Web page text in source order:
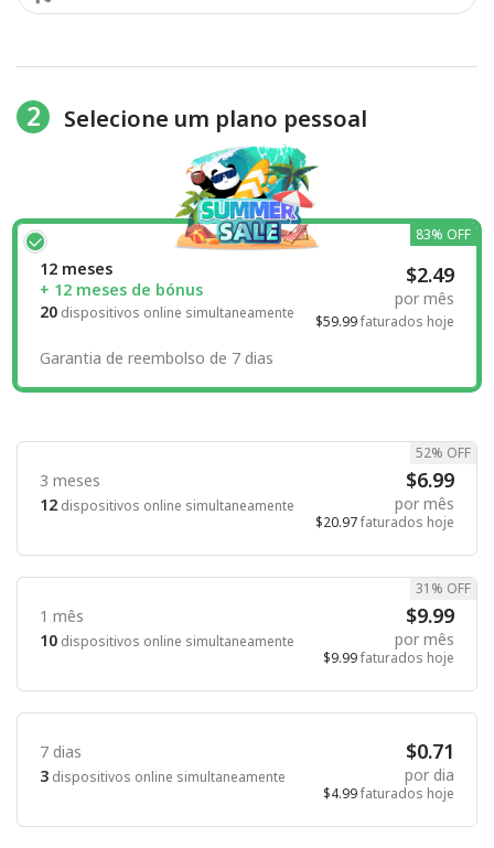
2 Selecione um plano pessoal
12 meses
+ 12 meses de bónus
20 dispositivos online simultaneamente
$2.49
por mês
$59.99faturados hoje
83% OFF
Garantia de reembolso de 7 dias
3 meses
12 dispositivos online simultaneamente
$6.99
por mês
$20.97faturados hoje
52% OFF
1 mês
10 dispositivos online simultaneamente
$9.99
por mês
$9.99faturados hoje
31% OFF
7 dias
3 dispositivos online simultaneamente
$0.71
por dia
$4.99faturados hoje